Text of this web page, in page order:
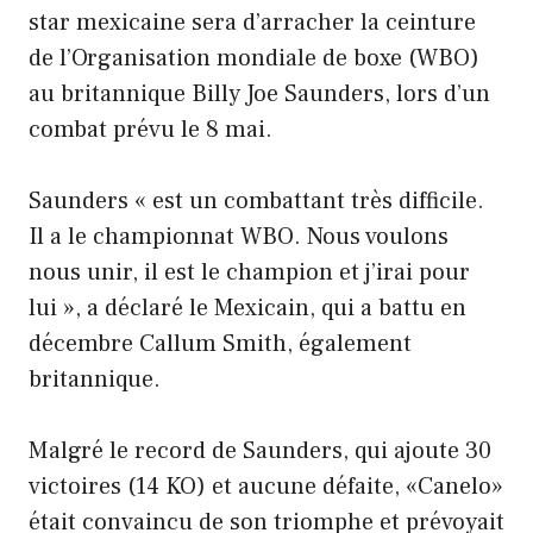
star mexicaine sera d’arracher la ceinture
de l’Organisation mondiale de boxe (WBO)
au britannique Billy Joe Saunders, lors d’un
combat prévu le 8 mai.
Saunders « est un combattant très difficile.
Il a le championnat WBO. Nous voulons
nous unir, il est le champion et j’irai pour
lui », a déclaré le Mexicain, qui a battu en
décembre Callum Smith, également
britannique.
Malgré le record de Saunders, qui ajoute 30
victoires (14 KO) et aucune défaite, «Canelo»
était convaincu de son triomphe et prévoyait